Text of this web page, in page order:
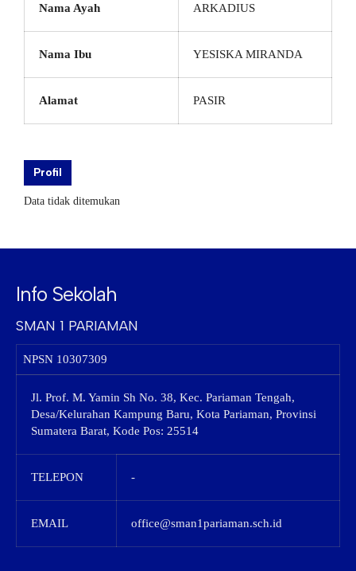
Nama Ayah ARKADIUS
Nama Ibu YESISKA MIRANDA
Alamat PASIR
Profil
Data tidak ditemukan
Info Sekolah
SMAN 1 PARIAMAN
NPSN 10307309
Jl. Prof. M. Yamin Sh No. 38, Kec. Pariaman Tengah,
Desa/Kelurahan Kampung Baru, Kota Pariaman, Provinsi
Sumatera Barat, Kode Pos: 25514
TELEPON -
EMAIL office@sman1pariaman.sch.id